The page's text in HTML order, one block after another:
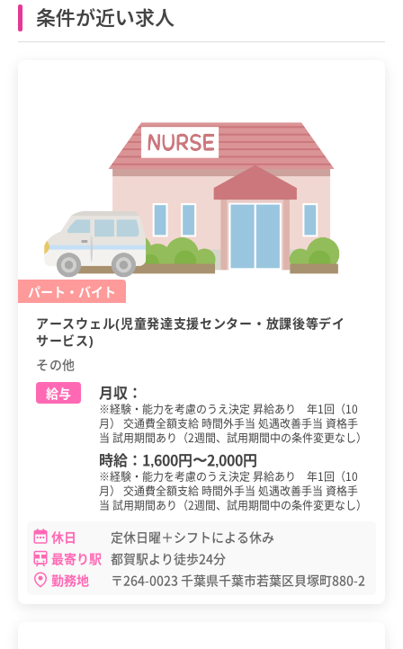
条件が近い求人
パート・バイト
アースウェル(児童発達支援センター・放課後等デイ
サービス)
その他
給与
月収：
※経験・能力を考慮のうえ決定 昇給あり 年1回（10
月） 交通費全額支給 時間外手当 処遇改善手当 資格手
当 試用期間あり（2週間、試用期間中の条件変更なし）
時給： 1,600円〜2,000円
※経験・能力を考慮のうえ決定 昇給あり 年1回（10
月） 交通費全額支給 時間外手当 処遇改善手当 資格手
当 試用期間あり（2週間、試用期間中の条件変更なし）
休日
定休日曜＋シフトによる休み
最寄り駅 都賀駅より徒歩24分
勤務地
〒264-0023 千葉県千葉市若葉区貝塚町880-2